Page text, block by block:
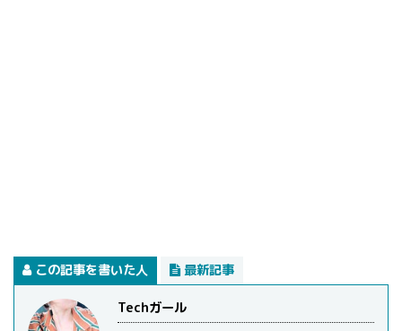
この記事を書いた人 最新記事
Techガール